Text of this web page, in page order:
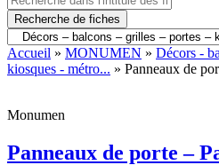
Recherche de fiches
Accueil » MONUMEN » Décors -
kiosques - métro... » Panneaux de
Monumen
Panneaux de porte –